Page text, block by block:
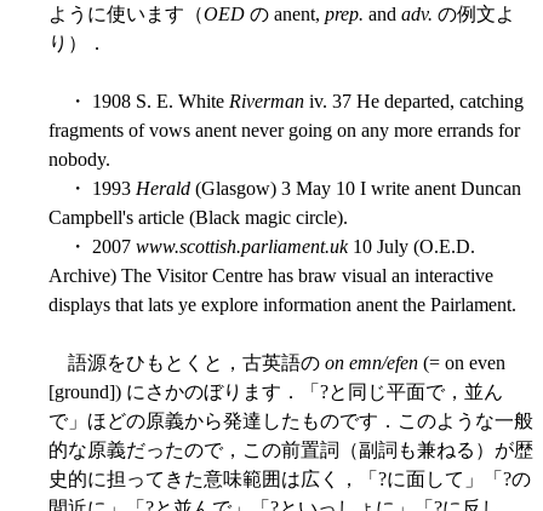
ように使います（OED の anent, prep. and adv. の例文よ
り）．
・ 1908 S. E. White Riverman iv. 37 He departed, catching
fragments of vows anent never going on any more errands for
nobody.
・ 1993 Herald (Glasgow) 3 May 10 I write anent Duncan
Campbell's article (Black magic circle).
・ 2007 www.scottish.parliament.uk10 July (O.E.D.
Archive) The Visitor Centre has braw visual an interactive
displays that lats ye explore information anent the Pairlament.
語源をひもとくと，古英語の on emn/efen (= on even
[ground]) にさかのぼります．「?と同じ平面で，並ん
で」ほどの原義から発達したものです．このような一般
的な原義だったので，この前置詞（副詞も兼ねる）が歴
史的に担ってきた意味範囲は広く，「?に面して」「?の